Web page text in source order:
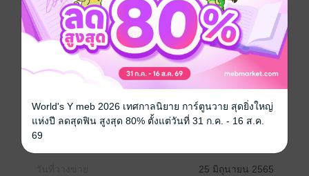
ทั้งหมดกลับยิ่งดูน่ารำคาญใจ เหตุผลง่าย ๆ เพียงเพราะว่า
'ใบบัว' คือคนที่ดินแดนเลือกแล้วว่าจะมอบหัวใจให้ ความ
รักที่ต้องพยายามอยู่เพียงฝ่ายเดียวของไมน์จะสามารถดึง
หัวใจดินแดนกลับมาได้่หรือไม่ ใบบัวจะเป็นคนที่ใช่สำหรับ
ดินแดนจริงหรือเปล่า ติดตามได้ใน...เป็นเจ้าของ
25 มิถุนายน 2565
World's Y meb 2026 เทศกาลนิยาย การ์ตูนวาย สุดยิ่งใหญ่
แห่งปี ลดสุดฟิน สูงสุด 80% ตั้งแต่วันที่ 31 ก.ค. - 16 ส.ค.
69